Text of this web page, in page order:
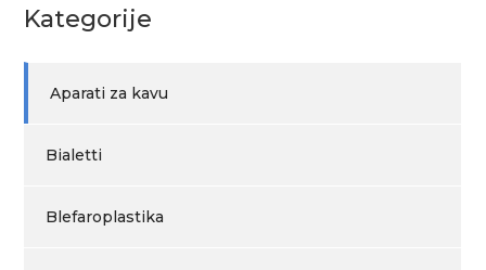
Kategorije
Aparati za kavu
Bialetti
Blefaroplastika